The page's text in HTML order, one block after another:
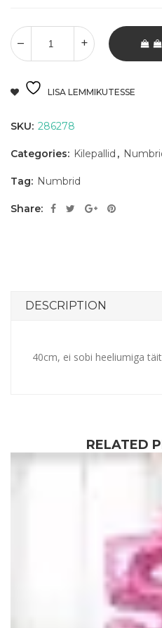
LISA LEMMIKUTESSE
SKU: 286278
Categories: Kilepallid ,
Tag: Numbrid
Share:
DESCRIPTION
40cm, ei sobi heeliumiga
RELATED